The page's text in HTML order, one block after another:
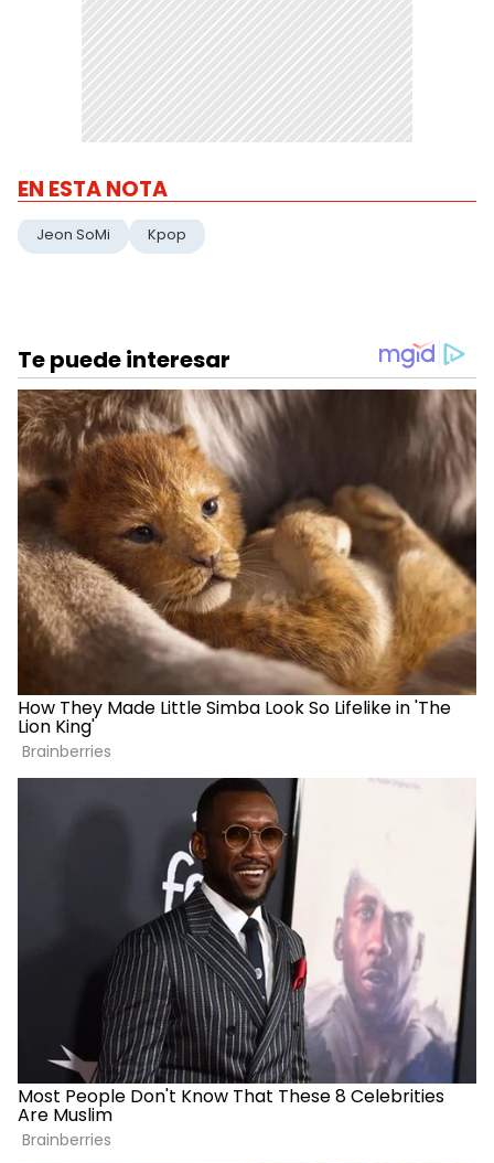
EN ESTA NOTA
Jeon SoMi Kpop